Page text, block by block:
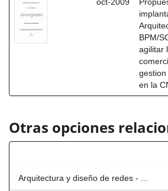
BPM/
agilitar
en la
Otras opciones
Arquitectura y diseño de redes - ...